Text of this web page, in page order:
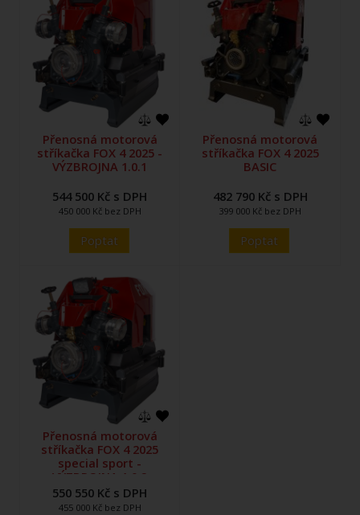
Přenosná motorová
stříkačka FOX 4 2025 -
VÝZBROJNA 1.0.1
544 500 Kč s DPH
450 000 Kč bez DPH
Poptat
Přenosná motorová
stříkačka FOX 4 2025
BASIC
482 790 Kč s DPH
399 000 Kč bez DPH
Poptat
Přenosná motorová
stříkačka FOX 4 2025
special sport -
VÝZBROJNA 1.0.2
550 550 Kč s DPH
455 000 Kč bez DPH